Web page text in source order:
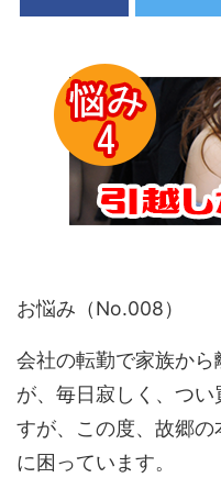
お悩み（No.008）
会社の転勤で家族か
が、毎日寂しく、つ
すが、この度、故郷
に困っています。